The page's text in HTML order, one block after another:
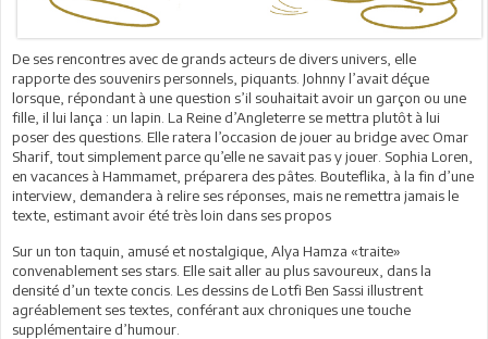
De ses rencontres avec de grands acteurs de divers univers, elle
rapporte des souvenirs personnels, piquants. Johnny l’avait déçue
lorsque, répondant à une question s’il souhaitait avoir un garçon ou une
fille, il lui lança : un lapin. La Reine d’Angleterre se mettra plutôt à lui
poser des questions. Elle ratera l’occasion de jouer au bridge avec Omar
Sharif, tout simplement parce qu’elle ne savait pas y jouer. Sophia Loren,
en vacances à Hammamet, préparera des pâtes. Bouteflika, à la fin d’une
interview, demandera à relire ses réponses, mais ne remettra jamais le
texte, estimant avoir été très loin dans ses propos
Sur un ton taquin, amusé et nostalgique, Alya Hamza «traite»
convenablement ses stars. Elle sait aller au plus savoureux, dans la
densité d’un texte concis. Les dessins de Lotfi Ben Sassi illustrent
agréablement ses textes, conférant aux chroniques une touche
supplémentaire d’humour.